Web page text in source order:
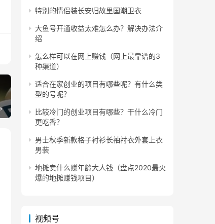
特别的情侣装长安归故里国潮卫衣
大鱼号开通收益太难怎么办？解决办法介
绍
怎么样可以在网上赚钱（网上最靠谱的3
种渠道）
适合在家创业的项目有哪些呢？有什么类
型的号呢？
比较冷门的创业项目有哪些？干什么冷门
更吃香？
男士秋季新款格子衬衫长袖衬衣外套上衣
男装
地摊卖什么赚年龄大人钱（盘点2020最火
爆的地摊赚钱项目）
视频号